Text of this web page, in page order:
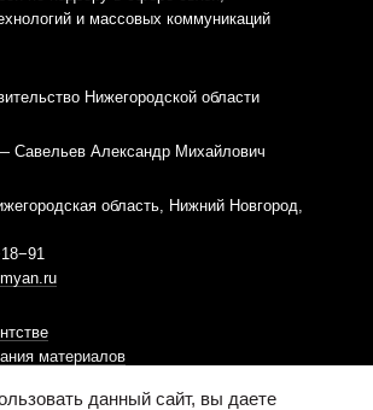
и массовых коммуникаций
Нижегородской области
Савельев Александр Михайлович
область, Нижний Новгород,
материалов
данный сайт, вы даете